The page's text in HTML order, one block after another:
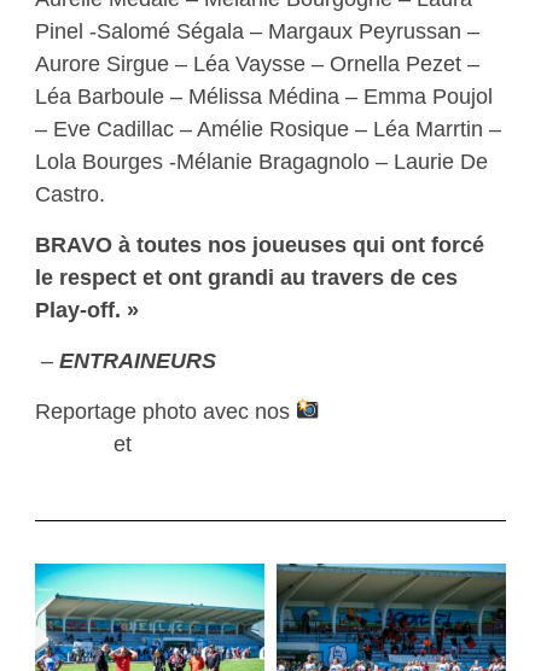
Pinel -Salomé Ségala – Margaux Peyrussan –
Aurore Sirgue – Léa Vaysse – Ornella Pezet –
Léa Barboule – Mélissa Médina – Emma Poujol
– Eve Cadillac – Amélie Rosique – Léa Marrtin –
Lola Bourges -Mélanie Bragagnolo – Laurie De
Castro.
BRAVO à toutes nos joueuses qui ont forcé
le respect et ont grandi au travers de ces
Play-off. »
– ENTRAINEURS
Reportage photo avec nos
et